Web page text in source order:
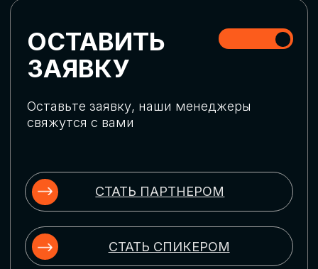
актуальных трендов глобальной цифровой
трансформации. Узнаем о новых подходах
массовом использовании ИИ-
инструментов, обеспечении
ИСКУССТВЕННЫЙ
Узнаем как компании адаптируются к
новой ИИ-реальности. Как ИИ-
сотрудники становятся
«полноправными» членами команды, как
ИИ-помощники забирают на себя рутину
и как можно значительно увеличить
производительность без огромных
затрат на нейросети